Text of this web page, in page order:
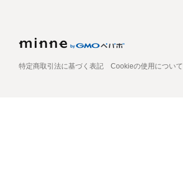
特定商取引法に基づく表記 Cookieの使用について